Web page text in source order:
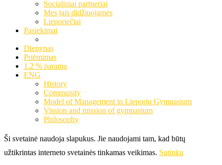
Socialiniai partneriai
Mes jais didžiuojamės
Lieporiečiai
Pasiekimai
Dienynas
Priėmimas
1.2 % parama
ENG
History
Community
Model of Management in Lieporiu Gymnasium
Vission and mission of gymnasium
Philosophy
Ši svetainė naudoja slapukus. Jie naudojami tam, kad būtų
užtikrintas interneto svetainės tinkamas veikimas. Sutinku